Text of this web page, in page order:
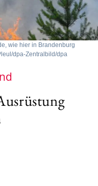
wie hier in Brandenburg
dpa-Zentralbild/dpa